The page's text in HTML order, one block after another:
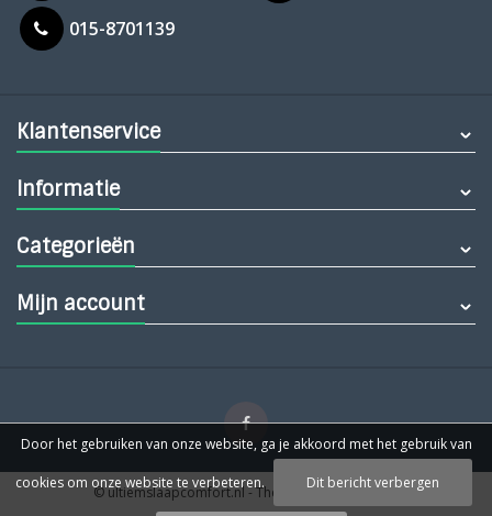
015-8701139
Klantenservice
Informatie
Categorieën
Mijn account
© ultiemslaapcomfort.nl- Theme byWebdinge.nl
Door het gebruiken van onze website, ga je akkoord met het gebruik van
cookies om onze website te verbeteren. Dit bericht verbergen